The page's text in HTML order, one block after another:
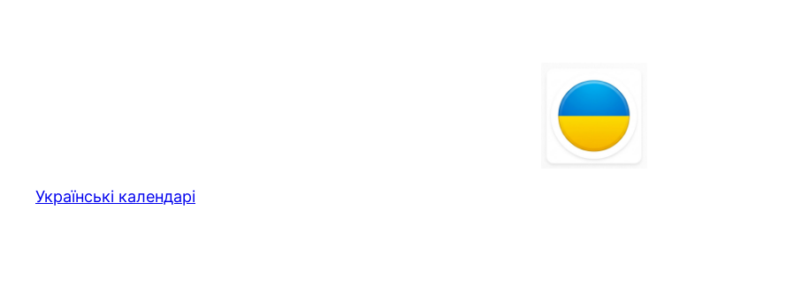
Українські календарі